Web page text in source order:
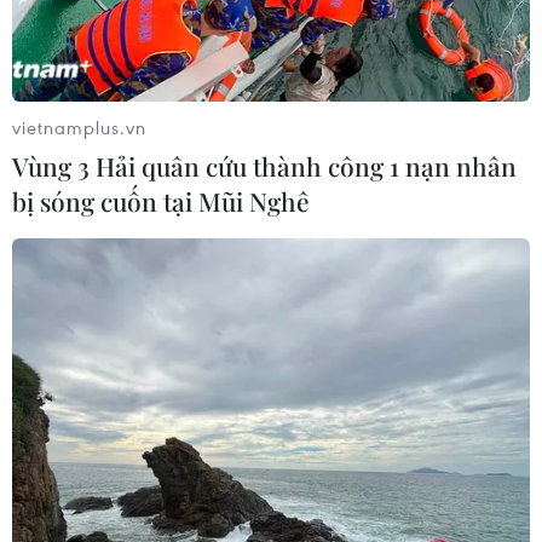
Vụ dùng súng cướp ngân hàng ở TP.HCM:
Đối tượng còn lại ra đầu thú
07/03/2023 12:51
Hà Vỹ Toàn - đối tượng bỏ trốn sau khi thực hiện vụ
cướp tại Phòng giao dịch Phú Lợi-Ngân hàng
vietnamplus.vn
Vùng 3 Hải quân cứu thành công 1 nạn nhân
bị sóng cuốn tại Mũi Nghê